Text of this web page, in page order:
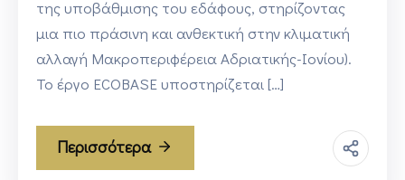
της υποβάθμισης του εδάφους, στηρίζοντας
μια πιο πράσινη και ανθεκτική στην κλιματική
αλλαγή Μακροπεριφέρεια Αδριατικής-Ιονίου).
Το έργο ECOBASE υποστηρίζεται […]
Περισσότερα